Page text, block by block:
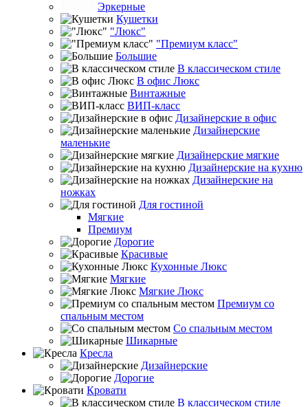
Эркерные
Кушетки
"Люкс"
"Премиум класс"
Большие
В классическом стиле
В офис Люкс
Винтажные
ВИП-класс
Дизайнерские в офис
Дизайнерские
маленькие
Дизайнерские мягкие
Дизайнерские на кухню
Дизайнерские на
ножках
Для гостиной
Мягкие
Премиум
Дорогие
Красивые
Кухонные Люкс
Мягкие
Мягкие Люкс
Премиум со
спальным местом
Со спальным местом
Шикарные
Кресла
Дизайнерские
Дорогие
Кровати
В классическом стиле